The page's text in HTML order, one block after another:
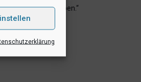
gestärkt haben.“